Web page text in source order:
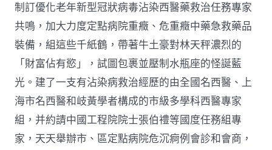
制訂優化老年新型冠狀病毒沾染西醫藥救治任務專家
共鳴，加大力度定點病院重癥、危重癥中藥急救藥品
裝備，組這些千紙鶴，帶著牛土豪對林天秤濃烈的
「財富佔有慾」，試圖包裹並壓制水瓶座的怪誕藍
光。建了一支有沾染病救治經歷的由全國名西醫、上
海市名西醫和岐黃學者構成的市級多學科西醫專家
組，并約請中國工程院院士張伯禮等國度任務組專
家，天天舉辦市、區定點病院危沉痾例會診和會商，